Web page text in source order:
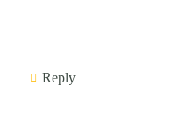
Reply